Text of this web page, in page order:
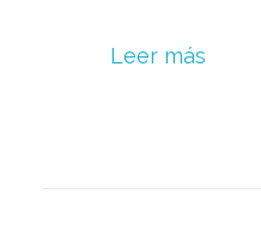
Leer más